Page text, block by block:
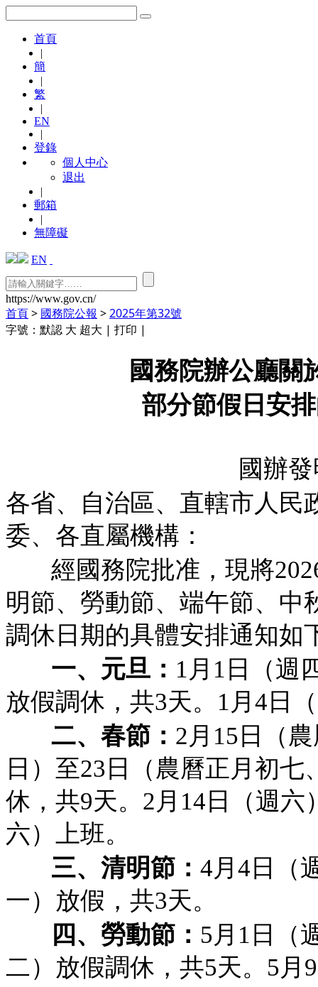
首頁
|
簡
|
繁
|
EN
|
登錄
個人中心
退出
|
郵箱
|
無障礙
EN
https://www.gov.cn/
首頁> 國務院公報 >2025年第32號
字號： 默認 大 超大 | 打印 |
國務院辦公廳關
部分節假日安
國辦
各省、自治區、直轄市人民
委、各直屬機構：
經國務院批准，現將
明節、勞動節、端午節、中
調休日期的具體安排通知如
一、元旦： 1月1日（週
放假調休，共3天。1月4日
二、春節： 2月15日（
日）至23日（農曆正月初七
休，共9天。2月14日（週六
六）上班。
三、清明節： 4月4日（
一）放假，共3天。
四、勞動節： 5月1日（
二）放假調休，共5天。5月